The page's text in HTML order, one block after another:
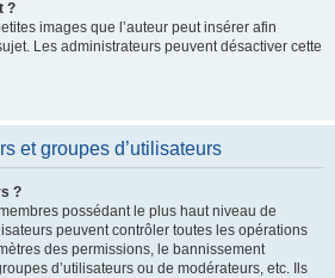
?
images que l’auteur peut insérer afin
Les administrateurs peuvent désactiver cette
et groupes d’utilisateurs
?
possédant le plus haut niveau de
peuvent contrôler toutes les opérations
des permissions, le bannissement
d’utilisateurs ou de modérateurs, etc. Ils